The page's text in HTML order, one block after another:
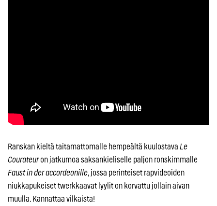
Ranskan kieltä taitamattomalle hempeältä kuulostava Le
Courateuron jatkumoa saksankieliselle paljon ronskimmalle
Faust in der accordeonille, jossa perinteiset rapvideoiden
niukkapukeiset twerkkaavat lyylit on korvattu jollain aivan
muulla. Kannattaa vilkaista!